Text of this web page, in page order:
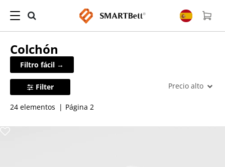
Colchón
Filtro fácil →
Filter Precio alto
24 elementos Página 2